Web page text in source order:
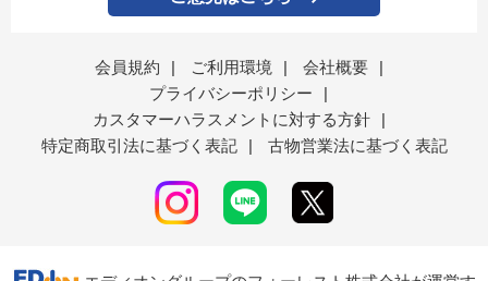
会員規約 | ご利用環境 | 会社概要
|
プライバシーポリシー
|
カスタマーハラスメントに対する方針
|
特定商取引法に基づく表記
| 古物営業法に基づく表記